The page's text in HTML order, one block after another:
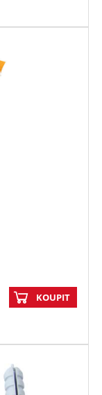
KOUPIT